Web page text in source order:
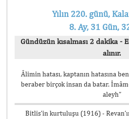
Yılın 220. günü,
8. Ay, 31 Gün,
Gündüzün kısalması 2 dakika -
alınır.
Âlimin hatası, kaptanın hatasına
beraber birçok insan da batar.
aleyh”
Bitlis’in kurtuluşu (1916) -